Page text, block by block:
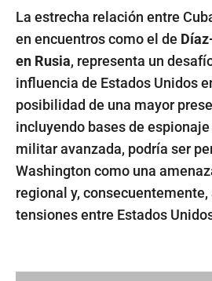
La estrecha relación entre
en encuentros como el de
en Rusia, representa un
influencia de Estados Unidos
posibilidad de una mayor
incluyendo bases de
militar avanzada, podría ser
Washington como una
regional y,
tensiones entre Estados